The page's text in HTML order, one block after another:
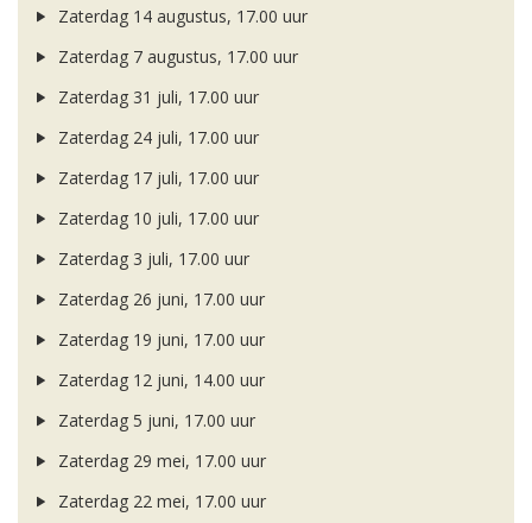
Zaterdag 14 augustus, 17.00 uur
Zaterdag 7 augustus, 17.00 uur
Zaterdag 31 juli, 17.00 uur
Zaterdag 24 juli, 17.00 uur
Zaterdag 17 juli, 17.00 uur
Zaterdag 10 juli, 17.00 uur
Zaterdag 3 juli, 17.00 uur
Zaterdag 26 juni, 17.00 uur
Zaterdag 19 juni, 17.00 uur
Zaterdag 12 juni, 14.00 uur
Zaterdag 5 juni, 17.00 uur
Zaterdag 29 mei, 17.00 uur
Zaterdag 22 mei, 17.00 uur